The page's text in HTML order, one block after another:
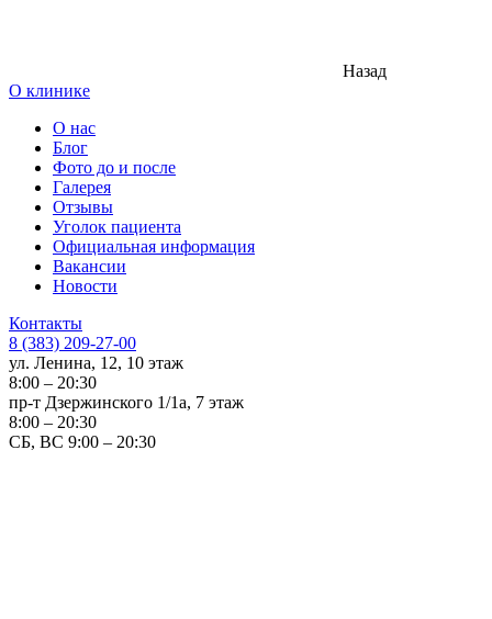
Назад
О клинике
О нас
Блог
Фото до и после
Галерея
Отзывы
Уголок пациента
Официальная информация
Вакансии
Новости
Контакты
8 (383) 209-27-00
ул. Ленина, 12, 10 этаж
8:00 – 20:30
пр-т Дзержинского 1/1а, 7 этаж
8:00 – 20:30
СБ, ВС 9:00 – 20:30